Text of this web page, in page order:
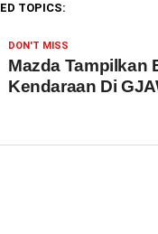
TOPICS:
DON'T MISS
Mazda Tampilkan
Kendaraan Di